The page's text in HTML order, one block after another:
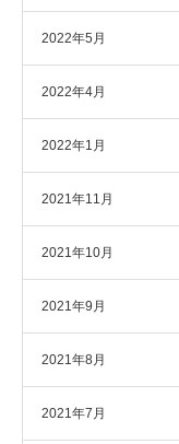
2022年5月
2022年4月
2022年1月
2021年11月
2021年10月
2021年9月
2021年8月
2021年7月